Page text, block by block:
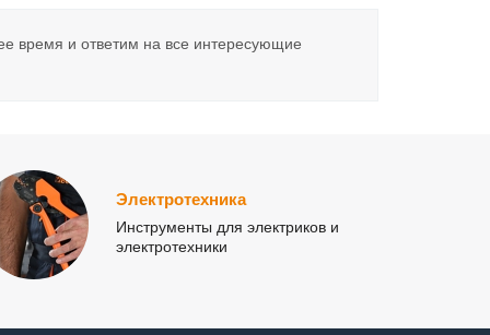
время и ответим на все интересующие
Электротехника
Инструменты для электриков и
электротехники